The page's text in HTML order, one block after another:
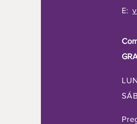
E: